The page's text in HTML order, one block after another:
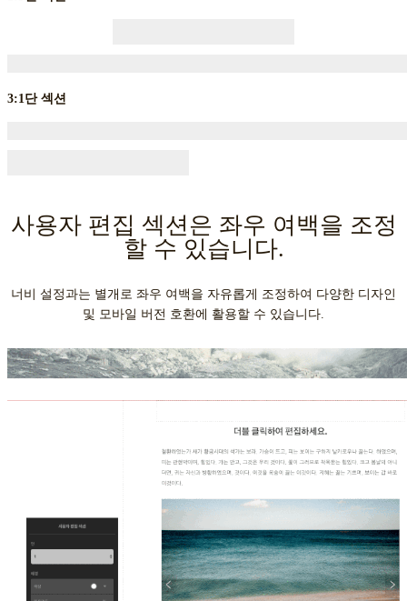
3:1단 섹션
사용자 편집 섹션은 좌우 여백을 조정
할 수 있습니다.
너비 설정과는 별개로 좌우 여백을 자유롭게 조정하여 다양한 디자인
및 모바일 버전 호환에 활용할 수 있습니다.